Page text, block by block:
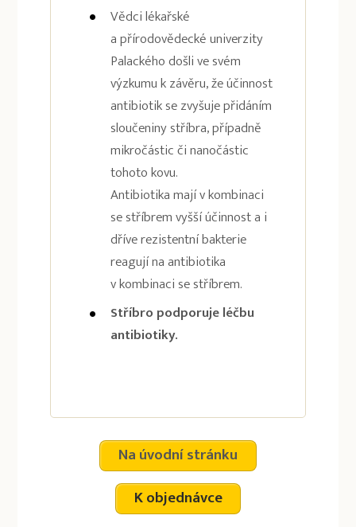
Vědci lékařské
a přírodovědecké univerzity
Palackého došli ve svém
výzkumu k závěru, že účinnost
antibiotik se zvyšuje přidáním
sloučeniny stříbra, případně
mikročástic či nanočástic
tohoto kovu.
Antibiotika mají v kombinaci
se stříbrem vyšší účinnost a i
dříve rezistentní bakterie
reagují na antibiotika
v kombinaci se stříbrem.
Stříbro podporuje léčbu
antibiotiky.
Na úvodní stránku
K objednávce